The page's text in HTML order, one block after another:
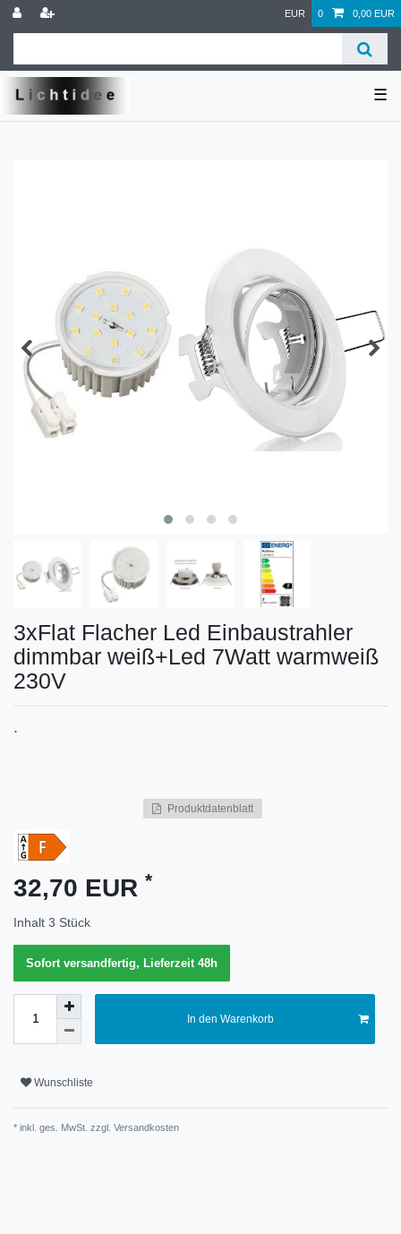
EUR 0 0,00 EUR
☰
3xFlat Flacher Led Einbaustrahler
dimmbar weiß+Led 7Watt warmweiß
230V
.
Produktdatenblatt
32,70 EUR *
Inhalt 3 Stück
Sofort versandfertig, Lieferzeit 48h
In den Warenkorb
Wunschliste
* inkl. ges. MwSt. zzgl. Versandkosten